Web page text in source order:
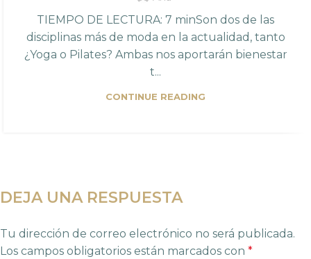
TIEMPO DE LECTURA: 7 minSon dos de las
disciplinas más de moda en la actualidad, tanto
¿Yoga o Pilates? Ambas nos aportarán bienestar
t...
CONTINUE READING
DEJA UNA RESPUESTA
Tu dirección de correo electrónico no será publicada.
Los campos obligatorios están marcados con *